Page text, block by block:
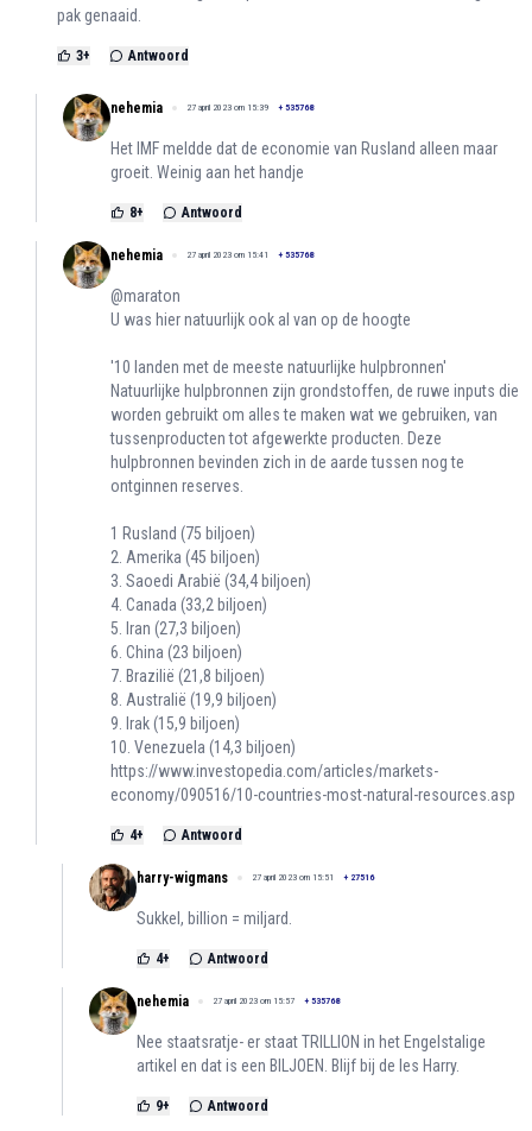
pak genaaid.
3+ Antwoord
nehemia 27 april 2023 om 15:39 + 535768
Het IMF meldde dat de economie van Rusland alleen maar
groeit. Weinig aan het handje
8+ Antwoord
nehemia 27 april 2023 om 15:41 + 535768
@maraton
U was hier natuurlijk ook al van op de hoogte
'10 landen met de meeste natuurlijke hulpbronnen'
Natuurlijke hulpbronnen zijn grondstoffen, de ruwe inputs die
worden gebruikt om alles te maken wat we gebruiken, van
tussenproducten tot afgewerkte producten. Deze
hulpbronnen bevinden zich in de aarde tussen nog te
ontginnen reserves.
1 Rusland (75 biljoen)
2. Amerika (45 biljoen)
3. Saoedi Arabië (34,4 biljoen)
4. Canada (33,2 biljoen)
5. Iran (27,3 biljoen)
6. China (23 biljoen)
7. Brazilië (21,8 biljoen)
8. Australië (19,9 biljoen)
9. Irak (15,9 biljoen)
10. Venezuela (14,3 biljoen)
https://www.investopedia.com/articles/markets-
economy/090516/10-countries-most-natural-resources.asp
4+ Antwoord
harry-wigmans 27 april 2023 om 15:51 + 27516
Sukkel, billion = miljard.
4+ Antwoord
nehemia 27 april 2023 om 15:57 + 535768
Nee staatsratje- er staat TRILLION in het Engelstalige
artikel en dat is een BILJOEN. Blijf bij de les Harry.
9+ Antwoord